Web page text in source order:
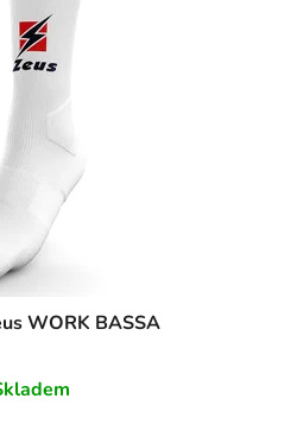
WORK BASSA